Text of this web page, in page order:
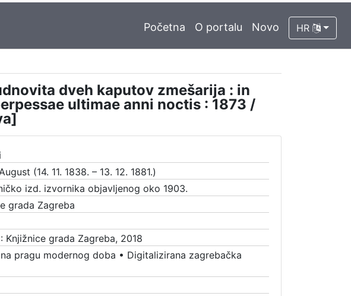
Početna O portalu Novo HR
dveh kaputov zmešarija : in
ultimae anni noctis : 1873 /
(14. 11. 1838. – 13. 12. 1881.)
izd. izvornika objavljenog oko 1903.
grada Zagreba
Knjižnice grada Zagreba, 2018
pragu modernog doba • Digitalizirana zagrebačka